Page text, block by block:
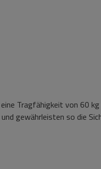
Tragfähigkeit von 60
gewährleisten so die